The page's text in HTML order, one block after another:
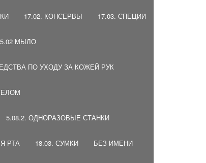
17.02. КОНСЕРВЫ 17.03. СПЕЦИИ
5.02 МЫЛО
ПО УХОДУ ЗА КОЖЕЙ РУК
5.08.2. ОДНОРАЗОВЫЕ СТАНКИ
РТА 18.03. СУМКИ БЕЗ ИМЕНИ